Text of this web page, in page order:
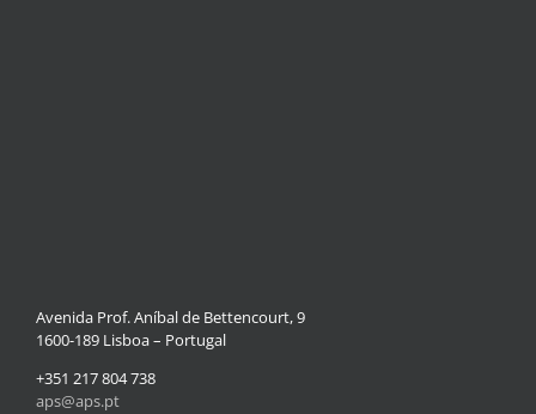
Avenida Prof. Aníbal de Bettencourt, 9
1600-189 Lisboa – Portugal
+351 217 804 738
aps@aps.pt